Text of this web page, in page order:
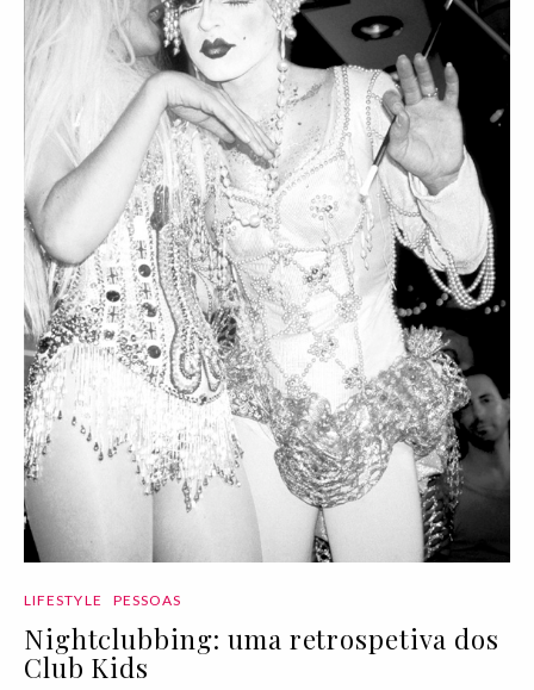
LIFESTYLE PESSOAS
Nightclubbing: uma retrospetiva dos
Club Kids